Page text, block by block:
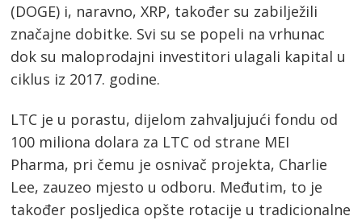
(DOGE) i, naravno, XRP, također su zabilježili
značajne dobitke. Svi su se popeli na vrhunac
dok su maloprodajni investitori ulagali kapital u
ciklus iz 2017. godine.
LTC je u porastu, dijelom zahvaljujući fondu od
100 miliona dolara za LTC od strane MEI
Pharma, pri čemu je osnivač projekta, Charlie
Lee, zauzeo mjesto u odboru. Međutim, to je
također posljedica opšte rotacije u tradicionalne